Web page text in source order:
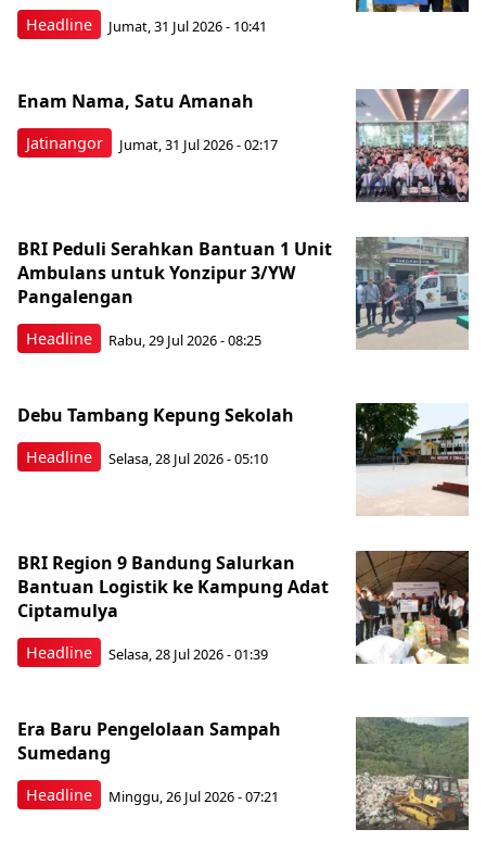
Headline Jumat, 31 Jul 2026 - 10:41
Jatinangor
Enam Nama, Satu Amanah
Jumat, 31 Jul 2026 - 02:17
Headline
BRI Peduli Serahkan Bantuan 1 Unit
Ambulans untuk Yonzipur 3/YW
Pangalengan
Rabu, 29 Jul 2026 - 08:25
Headline
Debu Tambang Kepung Sekolah
Selasa, 28 Jul 2026 - 05:10
Headline
BRI Region 9 Bandung Salurkan
Bantuan Logistik ke Kampung Adat
Ciptamulya
Selasa, 28 Jul 2026 - 01:39
Headline
Era Baru Pengelolaan Sampah
Sumedang
Minggu, 26 Jul 2026 - 07:21